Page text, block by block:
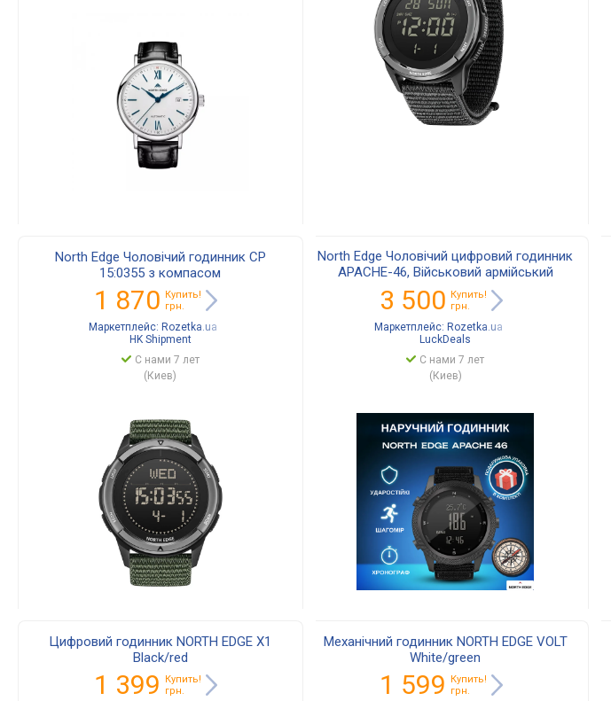
North Edge Чоловічий годинник СР
15:0355 з компасом
1 870
Купить!
грн.
Маркетплейс: Rozetka.ua
HK Shipment
С нами 7 лет
(Киев)
North Edge Чоловічий цифровий годинник
APACHE-46, Військовий армійський
спортивний годинник
3 500
Купить!
грн.
Маркетплейс: Rozetka.ua
LuckDeals
С нами 7 лет
(Киев)
Цифровий годинник NORTH EDGE X1
Black/red
1 399
Купить!
грн.
Механічний годинник NORTH EDGE VOLT
White/green
1 599
Купить!
грн.